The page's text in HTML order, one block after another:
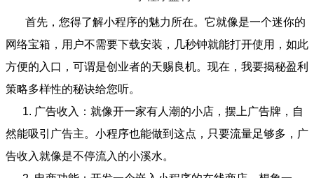
首先，您得了解小程序的魅力所在。它就像是一个迷你的
网络宝箱，用户不需要下载安装，几秒钟就能打开使用，如此
方便的入口，可谓是创业者的天赐良机。现在，我要揭秘盈利
策略多样性的秘诀给您听。
1. 广告收入：就像开一家有人潮的小店，摆上广告牌，自
然能吸引广告主。小程序也能做到这点，只要流量足够多，广
告收入就像是不停流入的小溪水。